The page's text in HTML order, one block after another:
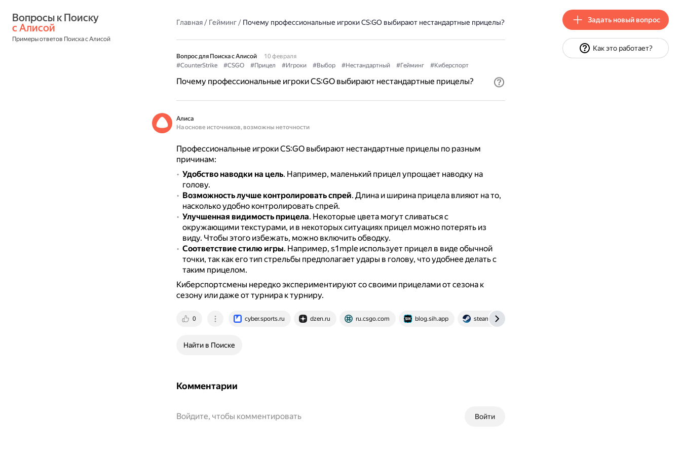
с Алисой
Примеры ответов Поиска с Алисой
Главная/ Гейминг/ Почему профессиональные игроки CS:GO выбирают нестандартные прицелы?
Вопрос для Поиска с Алисой
10 февраля
#CounterStrike
#CSGO #Прицел #Игроки #Выбор #Нестандартный #Гейминг #Киберспорт
Почему профессиональные игроки CS:GO выбирают нестандартные прицелы?
Алиса
На основе источников, возможны неточности
Профессиональные игроки CS:GO выбирают нестандартные прицелы по разным
причинам:
Удобство наводки на цель. Например, маленький прицел упрощает наводку на
голову.
Возможность лучше контролировать спрей. Длина и ширина прицела влияют на то,
насколько удобно контролировать спрей.
Улучшенная видимость прицела. Некоторые цвета могут сливаться с
окружающими текстурами, и в некоторых ситуациях прицел можно потерять из
виду. Чтобы этого избежать, можно включить обводку.
Соответствие стилю игры. Например, s1mple использует прицел в виде обычной
точки, так как его тип стрельбы предполагает удары в голову, что удобнее делать с
таким прицелом.
Киберспортсмены нередко экспериментируют со своими прицелами от сезона к
сезону или даже от турнира к турниру.
0 cyber.sports.ru dzen.ru ru.csgo.com blog.sih.app steamcommunity.com
Найти в Поиске
Комментарии
Войти
Войдите, чтобы комментировать
Задать новый вопрос
Как это работает?